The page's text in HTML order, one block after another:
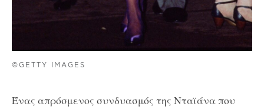
©GETTY IMAGES
Ένας απρόσμενος συνδυασμός της Νταϊάνα που